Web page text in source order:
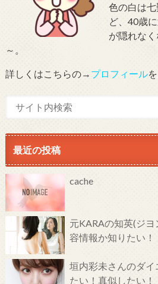
色の白は
ど、40歳
が隠れな
～。
詳しくはこちらの→ プロフィール
最近の投稿
cache
元KARAの知英(ジ
容情報か知りたい！
垣内彩未さんのダイ
たい！真似したい！